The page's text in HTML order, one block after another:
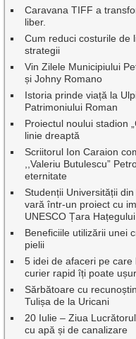
Caravana TIFF a
liber.
Cum reduci costurile de
strategii
Vin Zilele Municipiului
și Johny Romano
Istoria prinde viață la
Patrimoniului Roman
Proiectul noului stadion
linie dreaptă
Scriitorul Ion Caraion
,,Valeriu Butulescu”
eternitate
Studenții Universității
vară într-un proiect cu
UNESCO Țara Hațegului
Beneficiile utilizării unei
pielii
5 idei de afaceri pe
curier rapid îți poate
Sărbătoare cu
Tulișa de la Uricani
20 Iulie – Ziua
cu apă și de canalizare